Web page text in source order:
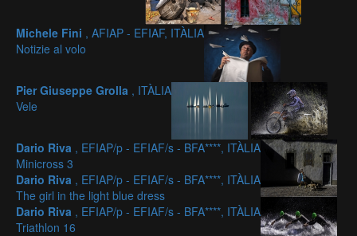
Michele Fini , AFIAP - EFIAF, ITÀLIA
Notizie al volo
Pier Giuseppe Grolla , ITÀLIA
Vele
Dario Riva , EFIAP/p - EFIAF/s - BFA****, ITÀLIA
Minicross 3
Dario Riva , EFIAP/p - EFIAF/s - BFA****, ITÀLIA
The girl in the light blue dress
Dario Riva , EFIAP/p - EFIAF/s - BFA****, ITÀLIA
Triathlon 16